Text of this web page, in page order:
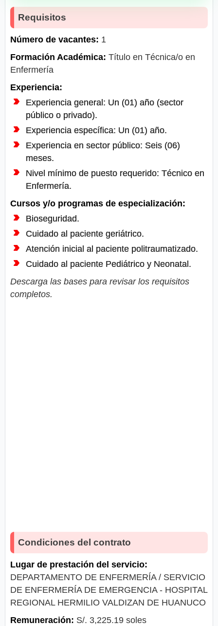
Requisitos
Número de vacantes: 1
Formación Académica: Título en Técnica/o en
Enfermería
Experiencia:
Experiencia general: Un (01) año (sector
público o privado).
Experiencia específica: Un (01) año.
Experiencia en sector público: Seis (06)
meses.
Nivel mínimo de puesto requerido: Técnico en
Enfermería.
Cursos y/o programas de especialización:
Bioseguridad.
Cuidado al paciente geriátrico.
Atención inicial al paciente politraumatizado.
Cuidado al paciente Pediátrico y Neonatal.
Descarga las bases para revisar los requisitos
completos.
Condiciones del contrato
Lugar de prestación del servicio:
DEPARTAMENTO DE ENFERMERÍA / SERVICIO
DE ENFERMERÍA DE EMERGENCIA - HOSPITAL
REGIONAL HERMILIO VALDIZAN DE HUANUCO
Remuneración: S/. 3,225.19 soles